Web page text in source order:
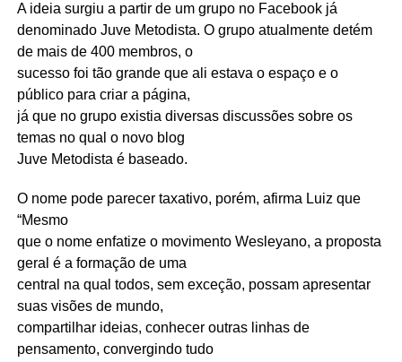
A ideia surgiu a partir de um grupo no Facebook já
denominado Juve Metodista. O grupo atualmente detém
de mais de 400 membros, o
sucesso foi tão grande que ali estava o espaço e o
público para criar a página,
já que no grupo existia diversas discussões sobre os
temas no qual o novo blog
Juve Metodista é baseado.
O nome pode parecer taxativo, porém, afirma Luiz que
“Mesmo
que o nome enfatize o movimento Wesleyano, a proposta
geral é a formação de uma
central na qual todos, sem exceção, possam apresentar
suas visões de mundo,
compartilhar ideias, conhecer outras linhas de
pensamento, convergindo tudo